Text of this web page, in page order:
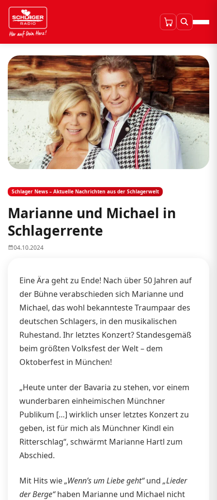
Schlager News – Aktuelle Nachrichten aus der Schlagerwelt
Marianne und Michael in
Schlagerrente
04.10.2024
Eine Ära geht zu Ende! Nach über 50 Jahren auf
der Bühne verabschieden sich Marianne und
Michael, das wohl bekannteste Traumpaar des
deutschen Schlagers, in den musikalischen
Ruhestand. Ihr letztes Konzert? Standesgemäß
beim größten Volksfest der Welt – dem
Oktoberfest in München!
„Heute unter der Bavaria zu stehen, vor einem
wunderbaren einheimischen Münchner
Publikum […] wirklich unser letztes Konzert zu
geben, ist für mich als Münchner Kindl ein
Ritterschlag“, schwärmt Marianne Hartl zum
Abschied.
Mit Hits wie„Wenn’s um Liebe geht“und „Lieder
der Berge“haben Marianne und Michael nicht